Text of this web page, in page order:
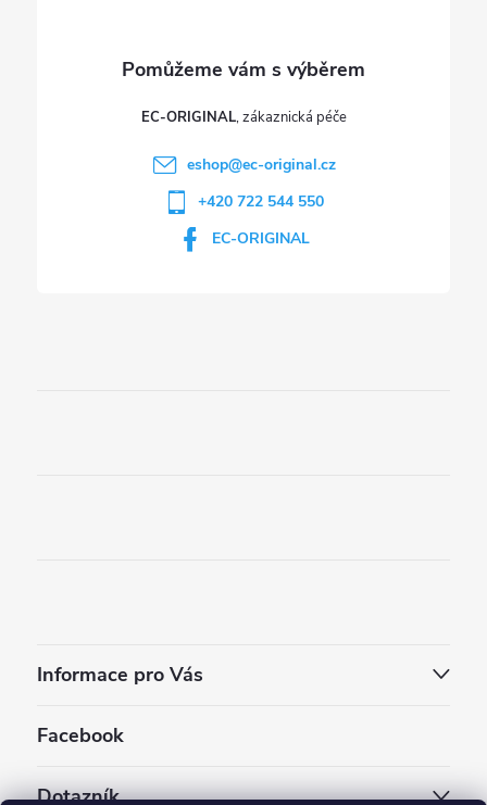
EC-ORIGINAL
eshop@ec-original.cz
+420 722 544 550
EC-ORIGINAL
Informace pro Vás
Facebook
Dotazník